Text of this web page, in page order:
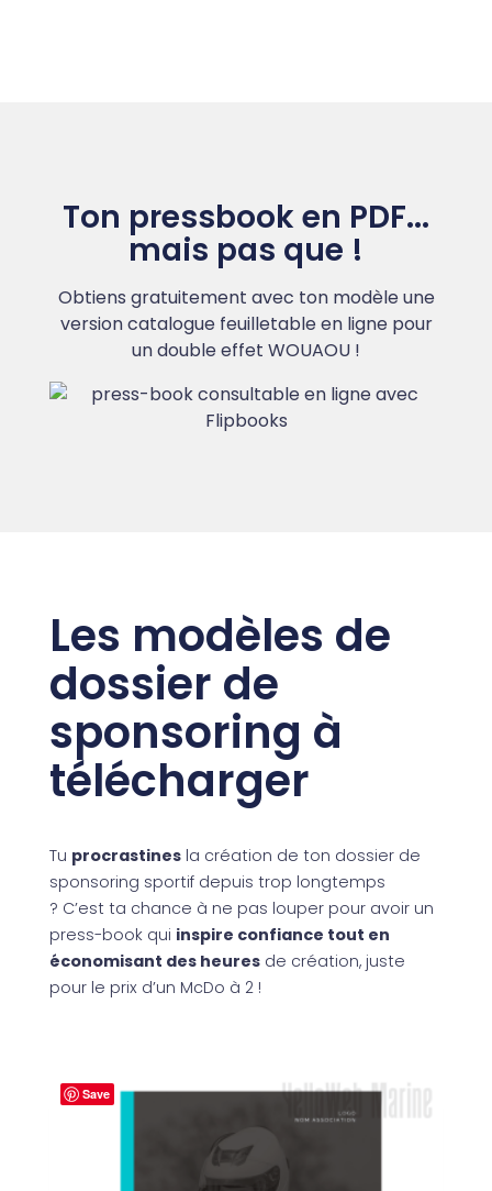
Ton pressbook en PDF...
mais pas que !
Obtiens gratuitement avec ton modèle une
version catalogue feuilletable en ligne pour
un double effet WOUAOU !
Les modèles de
dossier de
sponsoring à
télécharger
Tu procrastinesla création de ton dossier de
sponsoring sportif depuis trop longtemps
? C’est ta chance à ne pas louper pour avoir un
press-book qui inspire confiance tout en
économisant des heuresde création, juste
pour le prix d’un McDo à 2 !
Save